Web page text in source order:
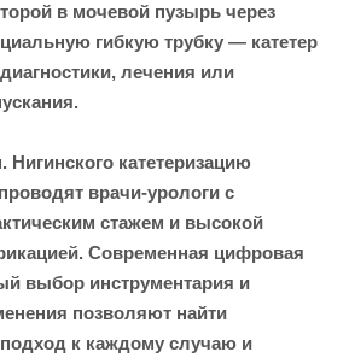
в мочевой пузырь через
гибкую трубку — катетер
лечения или
катетеризацию
врачи-урологи с
стажем и высокой
Современная цифровая
выбор инструментария и
позволяют найти
к каждому случаю и